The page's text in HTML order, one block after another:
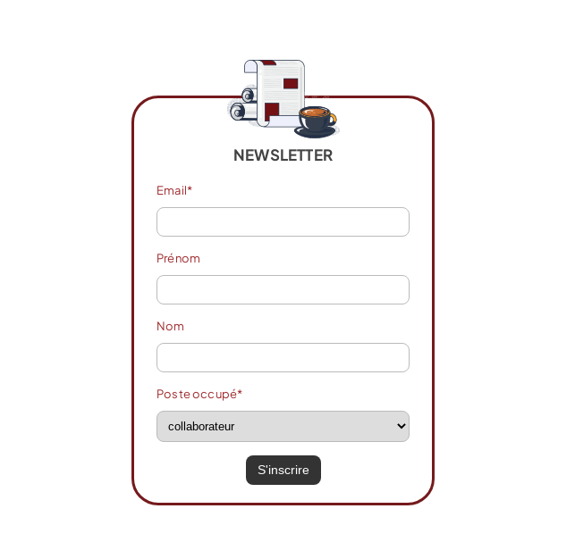
NEWSLETTER
Email*
Prénom
Nom
Poste occupé*